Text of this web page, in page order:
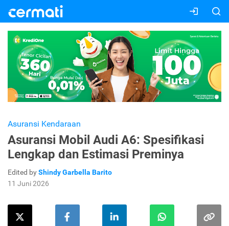
Asuransi Kendaraan
Asuransi Mobil Audi A6: Spesifikasi
Lengkap dan Estimasi Preminya
Edited byShindy Garbella Barito
11 Juni 2026